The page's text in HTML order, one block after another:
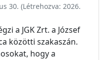
30. (Létrehozva: 2026.
a JGK Zrt. a József
közötti szakaszán.
hogy a